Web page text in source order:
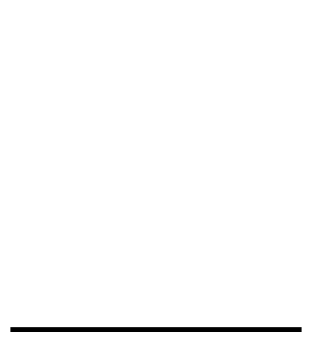
ทั้งนี้ ประกาศเจตนารมณ์ ‘ทุกวัดเผาศพโควิดไม่มีค่าใช้จ่าย’